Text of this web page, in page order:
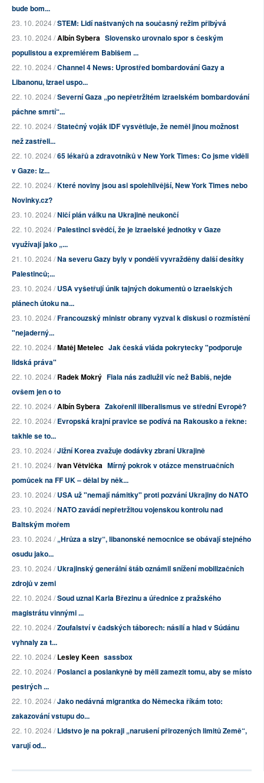
bude bom...
23. 10. 2024 /STEM: Lidí naštvaných na současný režim přibývá
23. 10. 2024 /Albín Sybera Slovensko urovnalo spor s českým
populistou a expremiérem Babišem ...
22. 10. 2024 /Channel 4 News: Uprostřed bombardování Gazy a
Libanonu, Izrael uspo...
22. 10. 2024 /Severní Gaza „po nepřetržitém izraelském bombardování
páchne smrtí“...
22. 10. 2024 /Statečný voják IDF vysvětluje, že neměl jinou možnost
než zastřeli...
22. 10. 2024 /65 lékařů a zdravotníků v New York Times: Co jsme viděli
v Gaze: Iz...
22. 10. 2024 /Které noviny jsou asi spolehlivější, New York Times nebo
Novinky.cz?
23. 10. 2024 /Ničí plán válku na Ukrajině neukončí
22. 10. 2024 /Palestinci svědčí, že je izraelské jednotky v Gaze
využívají jako „...
21. 10. 2024 /Na severu Gazy byly v pondělí vyvražděny další desítky
Palestinců;...
23. 10. 2024 /USA vyšetřují únik tajných dokumentů o izraelských
plánech útoku na...
23. 10. 2024 /Francouzský ministr obrany vyzval k diskusi o rozmístění
"nejaderný...
22. 10. 2024 /Matěj Metelec Jak česká vláda pokrytecky "podporuje
lidská práva"
22. 10. 2024 /Radek Mokrý Fiala nás zadlužil víc než Babiš, nejde
ovšem jen o to
22. 10. 2024 /Albín Sybera Zakořenil iliberalismus ve střední Evropě?
22. 10. 2024 /Evropská krajní pravice se podívá na Rakousko a řekne:
takhle se to...
23. 10. 2024 /Jižní Korea zvažuje dodávky zbraní Ukrajině
21. 10. 2024 /Ivan Větvička Mírný pokrok v otázce menstruačních
pomůcek na FF UK – dělal by něk...
23. 10. 2024 /USA už "nemají námitky" proti pozvání Ukrajiny do NATO
23. 10. 2024 /NATO zavádí nepřetržitou vojenskou kontrolu nad
Baltským mořem
23. 10. 2024 /„Hrůza a slzy“, libanonské nemocnice se obávají stejného
osudu jako...
23. 10. 2024 /Ukrajinský generální štáb oznámil snížení mobilizačních
zdrojů v zemi
22. 10. 2024 /Soud uznal Karla Březinu a úřednice z pražského
magistrátu vinnými ...
22. 10. 2024 /Zoufalství v čadských táborech: násilí a hlad v Súdánu
vyhnaly za t...
22. 10. 2024 /Lesley Keen sassbox
22. 10. 2024 /Poslanci a poslankyně by měli zamezit tomu, aby se místo
pestrých ...
22. 10. 2024 /Jako nedávná migrantka do Německa říkám toto:
zakazování vstupu do...
22. 10. 2024 /Lidstvo je na pokraji „narušení přirozených limitů Země“,
varují od...